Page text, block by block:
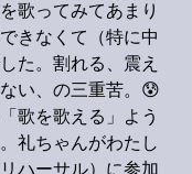
歌ってみてあまり
きなくて（特に中
た。割れる、震え
い、の三重苦。😰
歌を歌える」よう
礼ちゃんがわたし